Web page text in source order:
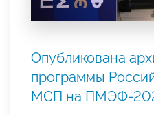
Опубликована
программы
МСП на ПМЭФ-